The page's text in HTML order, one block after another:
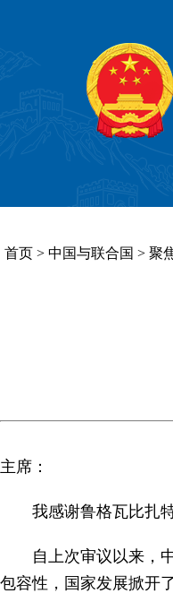
首页 > 中国与联合国 > 聚
主席：
我感谢鲁格瓦比扎
自上次审议以来，
包容性，国家发展掀开